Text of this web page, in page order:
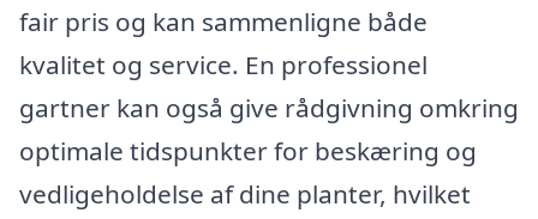
fair pris og kan sammenligne både
kvalitet og service. En professionel
gartner kan også give rådgivning omkring
optimale tidspunkter for beskæring og
vedligeholdelse af dine planter, hvilket